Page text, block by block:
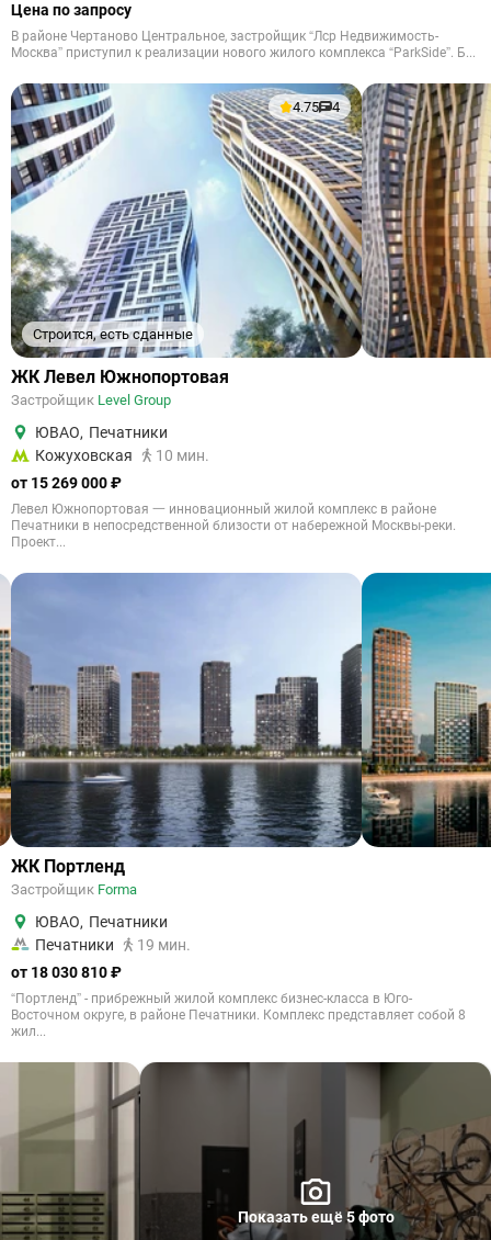
Цена по запросу
В районе Чертаново Центральное, застройщик “Лср Недвижимость-
Москва” приступил к реализации нового жилого комплекса “ParkSide”. Б...
Строится, есть сданные
4.75 4
ЖК Левел Южнопортовая
Застройщик Level Group
ЮВАО, Печатники
Кожуховская
10 мин.
от 15 269 000 ₽
Левел Южнопортовая 一 инновационный жилой комплекс в районе
Печатники в непосредственной близости от набережной Москвы-реки.
Проект...
ЖК Портленд
Застройщик Forma
ЮВАО, Печатники
Печатники
19 мин.
от 18 030 810 ₽
“Портленд” - прибрежный жилой комплекс бизнес-класса в Юго-
Восточном округе, в районе Печатники. Комплекс представляет собой 8
жил...
Показать ещё 5 фото